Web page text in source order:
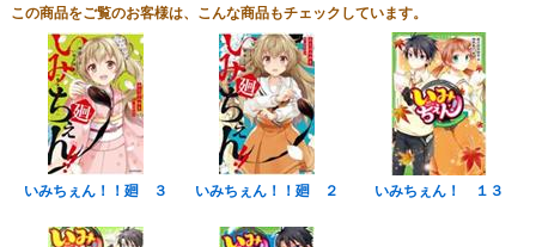
この商品をご覧のお客様は、こんな商品もチェックしています。
いみちぇん！！廻 ３ いみちぇん！！廻 ２ いみちぇん！ １３